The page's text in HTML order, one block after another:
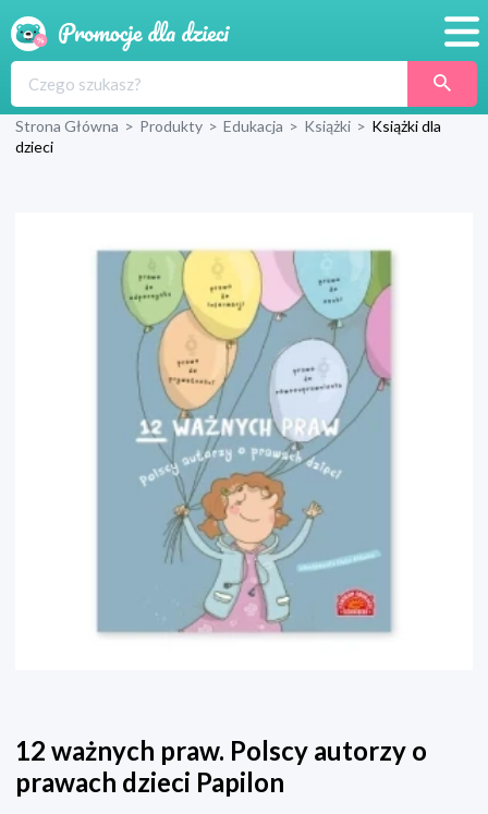
Produkty
Wyprawka
Strona Główna > Produkty > Edukacja > Książki > Książki dla
dzieci
12 ważnych praw. Polscy autorzy o
prawach dzieci Papilon